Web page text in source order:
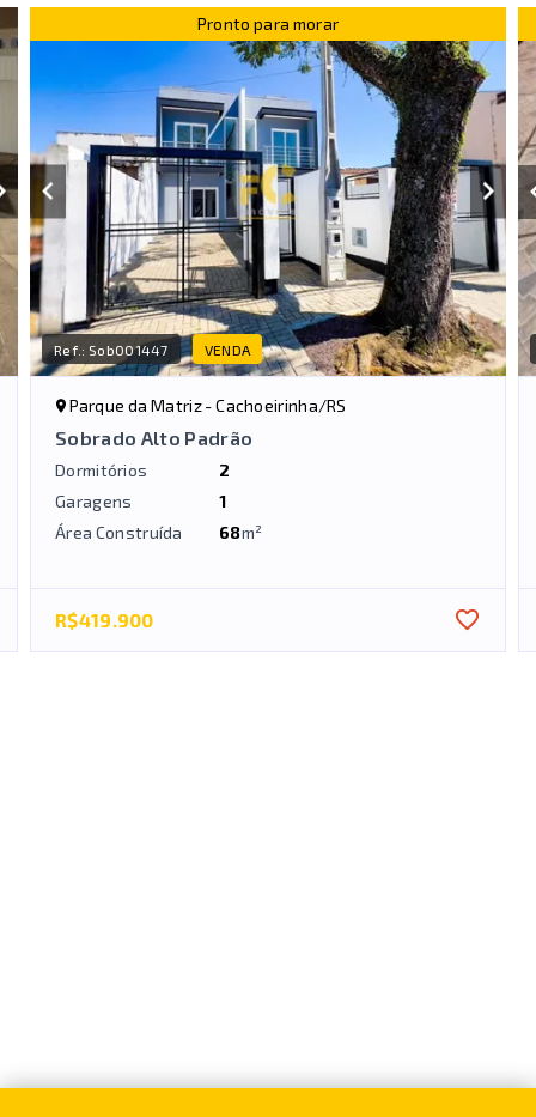
Pronto para morar
Ref.: Sob001447 VENDA
Parque da Matriz - Cachoeirinha/RS
Sobrado Alto Padrão
Dormitórios
2
Garagens
1
Área Construída
68m²
R$419.900